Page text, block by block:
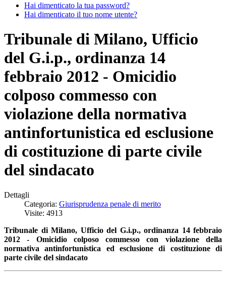
Hai dimenticato la tua password?
Hai dimenticato il tuo nome utente?
Tribunale di Milano, Ufficio
del G.i.p., ordinanza 14
febbraio 2012 - Omicidio
colposo commesso con
violazione della normativa
antinfortunistica ed esclusione
di costituzione di parte civile
del sindacato
Dettagli
Categoria: Giurisprudenza penale di merito
Visite: 4913
Tribunale di Milano, Ufficio del G.i.p., ordinanza 14 febbraio
2012 - Omicidio colposo commesso con violazione della
normativa antinfortunistica ed esclusione di costituzione di
parte civile del sindacato